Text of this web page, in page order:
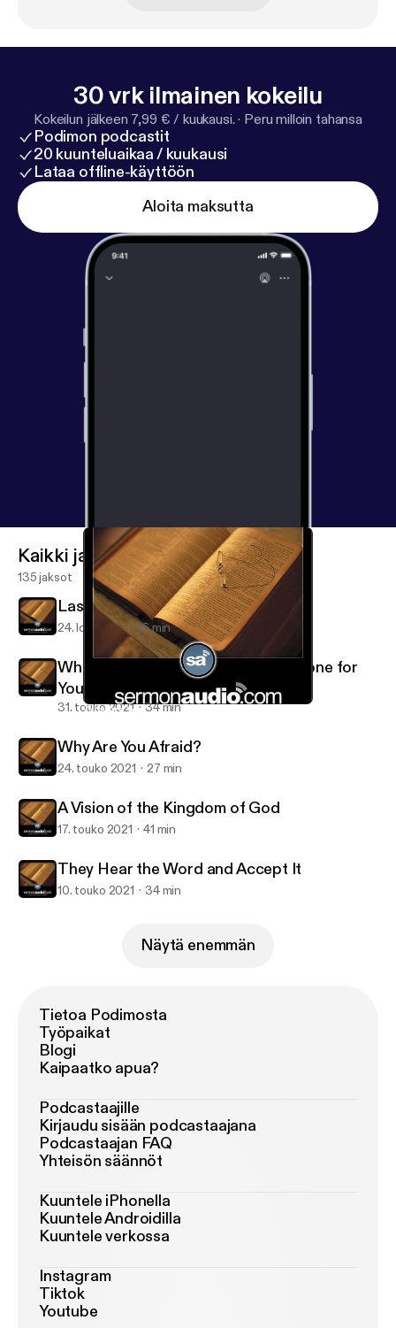
30 vrk ilmainen kokeilu
Kokeilun jälkeen 7,99 € / kuukausi. · Peru milloin tahansa
Podimon podcastit
20 kuunteluaikaa / kuukausi
Lataa offline-käyttöön
Aloita maksutta
Why Are You Afraid?
Kaikki jaksot
135 jaksot
Last of All and Servant of All
24. loka 2021 16 min
What Great Things the Lord Has Done for
You
31. touko 2021 34 min
Why Are You Afraid?
24. touko 2021 27 min
A Vision of the Kingdom of God
17. touko 2021 41 min
They Hear the Word and Accept It
10. touko 2021 34 min
Näytä enemmän
Tietoa Podimosta
Työpaikat
Blogi
Kaipaatko apua?
Podcastaajille
Kirjaudu sisään podcastaajana
Podcastaajan FAQ
Yhteisön säännöt
Kuuntele iPhonella
Kuuntele Androidilla
Kuuntele verkossa
Instagram
Tiktok
Youtube